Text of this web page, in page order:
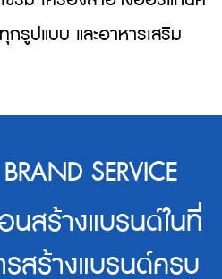
รูปแบบ และอาหารเสริม
SERVICE
สร้างแบรนด์ในที่
สร้างแบรนด์ครบ